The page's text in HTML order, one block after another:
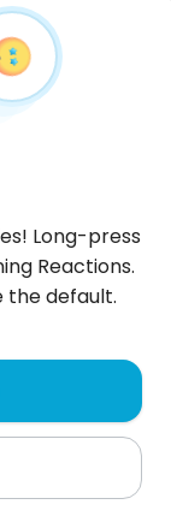
żaden hejt
mnie poznać
Long-press
Reactions.
the default.